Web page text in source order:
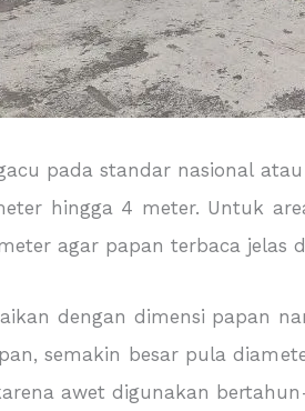
pada standar nasional
hingga 4 meter. Untuk
agar papan terbaca jelas
dengan dimensi papan
semakin besar pula
awet digunakan